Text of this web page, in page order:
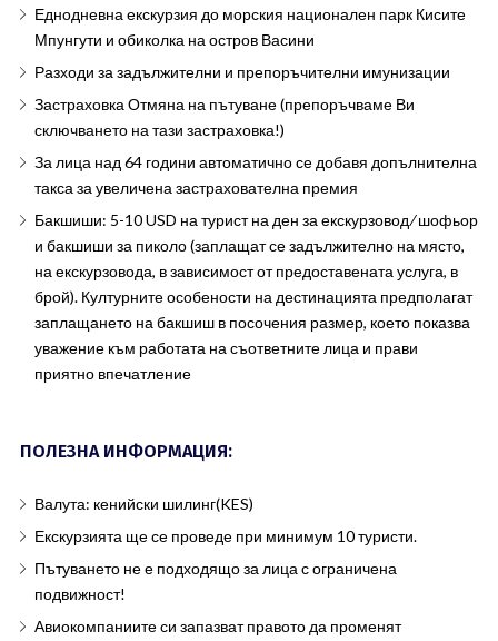
Еднодневна екскурзия до морския национален парк Кисите
Мпунгути и обиколка на остров Васини
Разходи за задължителни и препоръчителни имунизации
Застраховка Отмяна на пътуване (препоръчваме Ви
сключването на тази застраховка!)
За лица над 64 години автоматично се добавя допълнителна
такса за увеличена застрахователна премия
Бакшиши: 5-10 USD на турист на ден за екскурзовод ∕ шофьор
и бакшиши за пиколо (заплащат се задължително на място,
на екскурзовода, в зависимост от предоставената услуга, в
брой). Културните особености на дестинацията предполагат
заплащането на бакшиш в посочения размер, което показва
уважение към работата на съответните лица и прави
приятно впечатление
ПОЛЕЗНА ИНФОРМАЦИЯ:
Валута: кенийски шилинг(KES)
Екскурзията ще се проведе при минимум 10 туристи.
Пътуването не е подходящо за лица с ограничена
подвижност!
Авиокомпаниите си запазват правото да променят